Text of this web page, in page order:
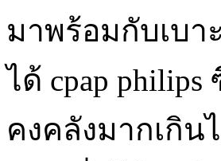
มาพร้อมกับเบา
ได้ cpap
คงคลังมากเกิน